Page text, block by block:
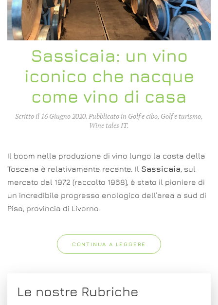
Sassicaia: un vino
iconico che nacque
come vino di casa
Scritto il 16 Giugno 2020. Pubblicato in Golf e cibo, Golf e turismo,
Wine tales IT.
Il boom nella produzione di vino lungo la costa della
Toscana è relativamente recente. Il Sassicaia, sul
mercato dal 1972 (raccolto 1968), è stato il pioniere di
un incredibile progresso enologico dell’area a sud di
Pisa, provincia di Livorno.
CONTINUA A LEGGERE
Le nostre Rubriche